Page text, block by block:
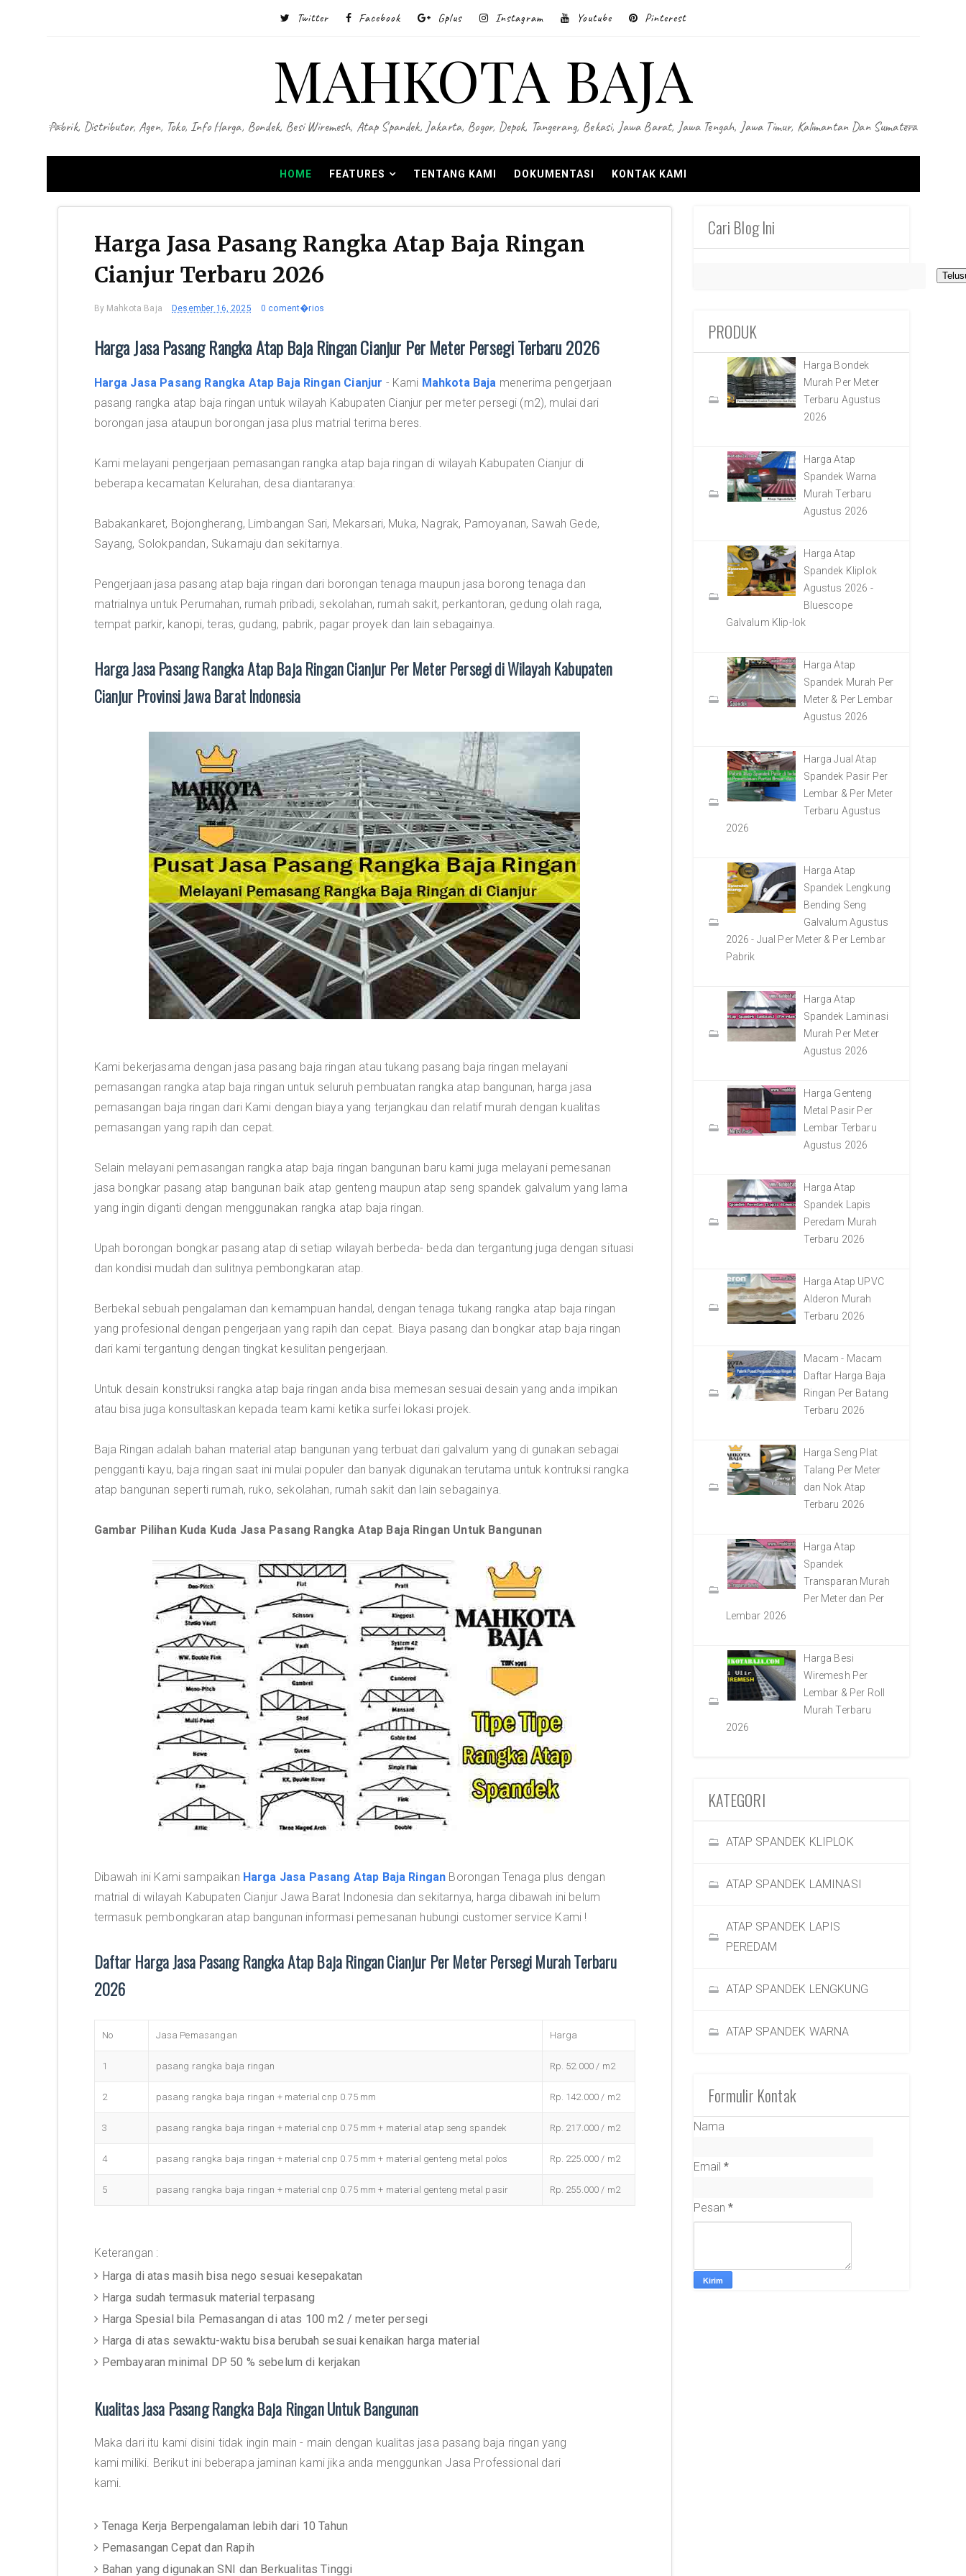
Twitter Facebook Gplus Instagram Youtube Pinterest
MAHKOTA BAJA
Pabrik, Distributor, Agen, Toko, Info Harga, Bondek, Besi Wiremesh, Atap Spandek, Jakarta, Bogor, Depok, Tangerang, Bekasi, Jawa Barat, Jawa Tengah, Jawa Timur, Kalimantan Dan Sumatera
HOME FEATURES TENTANG KAMI DOKUMENTASI KONTAK KAMI
Harga Jasa Pasang Rangka Atap Baja Ringan
Cianjur Terbaru 2026
By Mahkota Baja Desember 16, 2025 0 coment�rios
Harga Jasa Pasang Rangka Atap Baja Ringan Cianjur Per Meter Persegi Terbaru 2026
Harga Jasa Pasang Rangka Atap Baja Ringan Cianjur - Kami Mahkota Baja menerima pengerjaan
pasang rangka atap baja ringan untuk wilayah Kabupaten Cianjur per meter persegi (m2), mulai dari
borongan jasa ataupun borongan jasa plus matrial terima beres.
Kami melayani pengerjaan pemasangan rangka atap baja ringan di wilayah Kabupaten Cianjur di
beberapa kecamatan Kelurahan, desa diantaranya:
Babakankaret, Bojongherang, Limbangan Sari, Mekarsari, Muka, Nagrak, Pamoyanan, Sawah Gede,
Sayang, Solokpandan, Sukamaju dan sekitarnya.
Pengerjaan jasa pasang atap baja ringan dari borongan tenaga maupun jasa borong tenaga dan
matrialnya untuk Perumahan, rumah pribadi, sekolahan, rumah sakit, perkantoran, gedung olah raga,
tempat parkir, kanopi, teras, gudang, pabrik, pagar proyek dan lain sebagainya.
Harga Jasa Pasang Rangka Atap Baja Ringan Cianjur Per Meter Persegi di Wilayah Kabupaten
Cianjur Provinsi Jawa Barat Indonesia
Kami bekerjasama dengan jasa pasang baja ringan atau tukang pasang baja ringan melayani
pemasangan rangka atap baja ringan untuk seluruh pembuatan rangka atap bangunan, harga jasa
pemasangan baja ringan dari Kami dengan biaya yang terjangkau dan relatif murah dengan kualitas
pemasangan yang rapih dan cepat.
Selain melayani pemasangan rangka atap baja ringan bangunan baru kami juga melayani pemesanan
jasa bongkar pasang atap bangunan baik atap genteng maupun atap seng spandek galvalum yang lama
yang ingin diganti dengan menggunakan rangka atap baja ringan.
Upah borongan bongkar pasang atap di setiap wilayah berbeda- beda dan tergantung juga dengan situasi
dan kondisi mudah dan sulitnya pembongkaran atap.
Berbekal sebuah pengalaman dan kemampuan handal, dengan tenaga tukang rangka atap baja ringan
yang profesional dengan pengerjaan yang rapih dan cepat. Biaya pasang dan bongkar atap baja ringan
dari kami tergantung dengan tingkat kesulitan pengerjaan.
Untuk desain konstruksi rangka atap baja ringan anda bisa memesan sesuai desain yang anda impikan
atau bisa juga konsultaskan kepada team kami ketika surfei lokasi projek.
Baja Ringan adalah bahan material atap bangunan yang terbuat dari galvalum yang di gunakan sebagai
pengganti kayu, baja ringan saat ini mulai populer dan banyak digunakan terutama untuk kontruksi rangka
atap bangunan seperti rumah, ruko, sekolahan, rumah sakit dan lain sebagainya.
Gambar Pilihan Kuda Kuda Jasa Pasang Rangka Atap Baja Ringan Untuk Bangunan
Dibawah ini Kami sampaikan Harga Jasa Pasang Atap Baja Ringan Borongan Tenaga plus dengan
matrial di wilayah Kabupaten Cianjur Jawa Barat Indonesia dan sekitarnya, harga dibawah ini belum
termasuk pembongkaran atap bangunan informasi pemesanan hubungi customer service Kami !
Daftar Harga Jasa Pasang Rangka Atap Baja Ringan Cianjur Per Meter Persegi Murah Terbaru
2026
No Jasa Pemasangan Harga
1 pasang rangka baja ringan Rp. 52.000 / m2
2 pasang rangka baja ringan + material cnp 0.75 mm Rp. 142.000 / m2
3 pasang rangka baja ringan + material cnp 0.75 mm + material atap seng spandek Rp. 217.000 / m2
4 pasang rangka baja ringan + material cnp 0.75 mm + material genteng metal polos Rp. 225.000 / m2
5 pasang rangka baja ringan + material cnp 0.75 mm + material genteng metal pasir Rp. 255.000 / m2
Keterangan :
Harga di atas masih bisa nego sesuai kesepakatan
Harga sudah termasuk material terpasang
Harga Spesial bila Pemasangan di atas 100 m2 / meter persegi
Harga di atas sewaktu-waktu bisa berubah sesuai kenaikan harga material
Pembayaran minimal DP 50 % sebelum di kerjakan
Kualitas Jasa Pasang Rangka Baja Ringan Untuk Bangunan
Maka dari itu kami disini tidak ingin main - main dengan kualitas jasa pasang baja ringan yang
kami miliki. Berikut ini beberapa jaminan kami jika anda menggunkan Jasa Professional dari
kami.
Tenaga Kerja Berpengalaman lebih dari 10 Tahun
Pemasangan Cepat dan Rapih
Bahan yang digunakan SNI dan Berkualitas Tinggi
Cari Blog Ini
PRODUK
Harga Bondek
Murah Per Meter
Terbaru Agustus
2026
Harga Atap
Spandek Warna
Murah Terbaru
Agustus 2026
Harga Atap
Spandek Kliplok
Agustus 2026 -
Bluescope
Galvalum Klip-lok
Harga Atap
Spandek Murah Per
Meter & Per Lembar
Agustus 2026
Harga Jual Atap
Spandek Pasir Per
Lembar & Per Meter
Terbaru Agustus
2026
Harga Atap
Spandek Lengkung
Bending Seng
Galvalum Agustus
2026 - Jual Per Meter & Per Lembar
Pabrik
Harga Atap
Spandek Laminasi
Murah Per Meter
Agustus 2026
Harga Genteng
Metal Pasir Per
Lembar Terbaru
Agustus 2026
Harga Atap
Spandek Lapis
Peredam Murah
Terbaru 2026
Harga Atap UPVC
Alderon Murah
Terbaru 2026
Macam - Macam
Daftar Harga Baja
Ringan Per Batang
Terbaru 2026
Harga Seng Plat
Talang Per Meter
dan Nok Atap
Terbaru 2026
Harga Atap
Spandek
Transparan Murah
Per Meter dan Per
Lembar 2026
Harga Besi
Wiremesh Per
Lembar & Per Roll
Murah Terbaru
2026
KATEGORI
ATAP SPANDEK KLIPLOK
ATAP SPANDEK LAMINASI
ATAP SPANDEK LAPIS
PEREDAM
ATAP SPANDEK LENGKUNG
ATAP SPANDEK WARNA
Formulir Kontak
Nama
Email*
Pesan*